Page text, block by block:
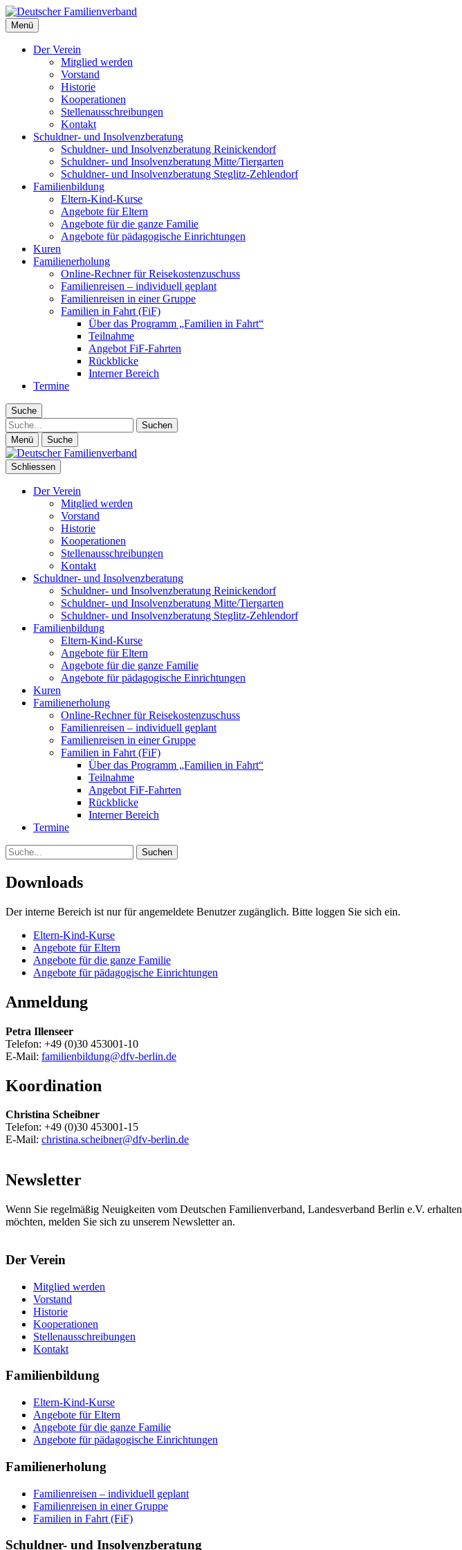
Deutscher Familienverband
Landesverband Berlin
Menü
Der Verein
Mitglied werden
Vorstand
Historie
Kooperationen
Stellenausschreibungen
Kontakt
Schuldner- und Insolvenzberatung
Schuldner- und Insolvenzberatung Reinickendorf
Schuldner- und Insolvenzberatung Mitte/Tiergarten
Schuldner- und Insolvenzberatung Steglitz-Zehlendorf
Familienbildung
Eltern-Kind-Kurse
Angebote für Eltern
Angebote für die ganze Familie
Angebote für pädagogische Einrichtungen
Kuren
Familienerholung
Online-Rechner für Reisekostenzuschuss
Familienreisen – individuell geplant
Familienreisen in einer Gruppe
Familien in Fahrt (FiF)
Über das Programm „Familien in Fahrt“
Teilnahme
Angebot FiF-Fahrten
Rückblicke
Interner Bereich
Termine
Suche
Suche
Menü Suche
Schliessen
Der Verein
Mitglied werden
Vorstand
Historie
Kooperationen
Stellenausschreibungen
Kontakt
Schuldner- und Insolvenzberatung
Schuldner- und Insolvenzberatung Reinickendorf
Schuldner- und Insolvenzberatung Mitte/Tiergarten
Schuldner- und Insolvenzberatung Steglitz-Zehlendorf
Familienbildung
Eltern-Kind-Kurse
Angebote für Eltern
Angebote für die ganze Familie
Angebote für pädagogische Einrichtungen
Kuren
Familienerholung
Online-Rechner für Reisekostenzuschuss
Familienreisen – individuell geplant
Familienreisen in einer Gruppe
Familien in Fahrt (FiF)
Über das Programm „Familien in Fahrt“
Teilnahme
Angebot FiF-Fahrten
Rückblicke
Interner Bereich
Termine
Suche
Downloads
Der interne Bereich ist nur für angemeldete Benutzer zugänglich. Bitte loggen Sie sich ein.
Eltern-Kind-Kurse
Angebote für Eltern
Angebote für die ganze Familie
Angebote für pädagogische Einrichtungen
Anmeldung
Petra Illenseer
Telefon: +49 (0)30 453001-10
E-Mail: familienbildung@dfv-berlin.de
Koordination
Christina Scheibner
Telefon: +49 (0)30 453001-15
E-Mail: christina.scheibner@dfv-berlin.de
Newsletter
Wenn Sie regelmäßig Neuigkeiten vom Deutschen Familienverband, Landesverband Berlin e.V. erhalten
möchten, melden Sie sich zu unserem Newsletter an.
Der Verein
Mitglied werden
Vorstand
Historie
Kooperationen
Stellenausschreibungen
Kontakt
Familienbildung
Eltern-Kind-Kurse
Angebote für Eltern
Angebote für die ganze Familie
Angebote für pädagogische Einrichtungen
Familienerholung
Familienreisen – individuell geplant
Familienreisen in einer Gruppe
Familien in Fahrt (FiF)
Schuldner- und Insolvenzberatung